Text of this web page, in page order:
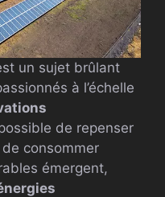
un sujet brûlant
à l’échelle
de repenser
consommer
émergent,